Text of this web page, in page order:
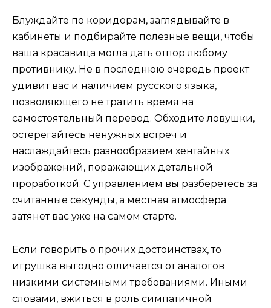
Блуждайте по коридорам, заглядывайте в
кабинеты и подбирайте полезные вещи, чтобы
ваша красавица могла дать отпор любому
противнику. Не в последнюю очередь проект
удивит вас и наличием русского языка,
позволяющего не тратить время на
самостоятельный перевод. Обходите ловушки,
остерегайтесь ненужных встреч и
наслаждайтесь разнообразием хентайных
изображений, поражающих детальной
проработкой. С управлением вы разберетесь за
считанные секунды, а местная атмосфера
затянет вас уже на самом старте.
Если говорить о прочих достоинствах, то
игрушка выгодно отличается от аналогов
низкими системными требованиями. Иными
словами, вжиться в роль симпатичной